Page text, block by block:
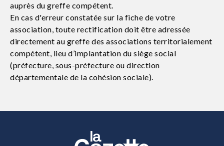
auprès du greffe compétent.
En cas d'erreur constatée sur la fiche de votre
association, toute rectification doit être adressée
directement au greffe des associations territorialement
compétent, lieu d’implantation du siège social
(préfecture, sous-préfecture ou direction
départementale de la cohésion sociale).